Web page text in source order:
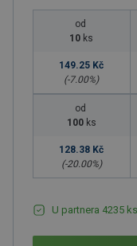
od
10 ks
149.25 Kč
(-7.00%)
od
100 ks
128.38 Kč
(-20.00%)
U partnera 4235